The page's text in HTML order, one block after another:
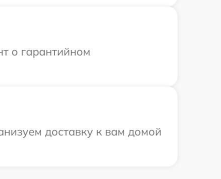
о гарантийном
доставку к вам домой